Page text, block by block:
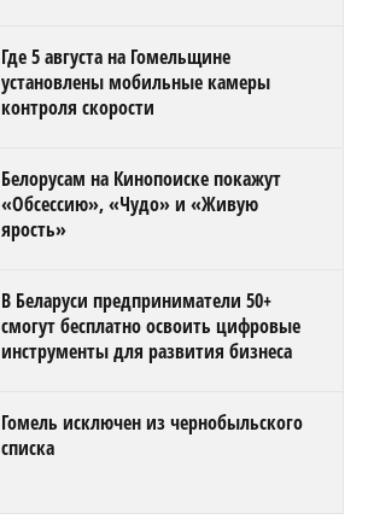
Где 5 августа на Гомельщине
установлены мобильные камеры
контроля скорости
Белорусам на Кинопоиске покажут
«Обсессию», «Чудо» и «Живую
ярость»
В Беларуси предприниматели 50+
смогут бесплатно освоить цифровые
инструменты для развития бизнеса
Гомель исключен из чернобыльского
списка